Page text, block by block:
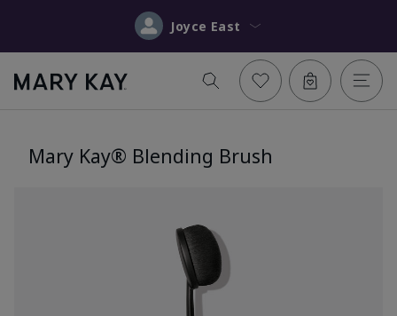
Joyce East
Mary Kay® Blending Brush